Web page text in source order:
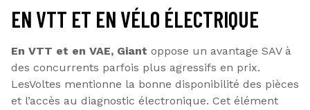
EN VTT ET EN VÉLO ÉLECTRIQUE
En VTT et en VAE, Giant oppose un avantage SAV à
des concurrents parfois plus agressifs en prix.
LesVoltes mentionne la bonne disponibilité des pièces
et l’accès au diagnostic électronique. Cet élément